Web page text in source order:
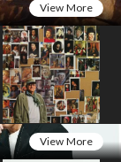
View More
View More